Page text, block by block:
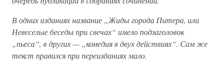
В одних изданиях название „Жиды города Питера, или
Невеселые беседы при свечах“ имело подзаголовок
„пьеса“, в других — „комедия в двух действиях“. Сам же
текст правился при переизданиях мало.